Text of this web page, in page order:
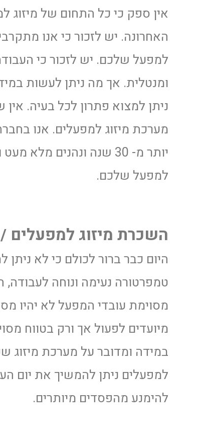
אין ספק כי כל התחום של
האחרונה. יש לזכור כי אנו
למפעל שלכם. יש לזכור כי
ומנטלית. אך מה ניתן לעשות
ניתן למצוא פתרון לכל בעיה.
מערכת מיזוג למפעלים. אנו
יותר מ- 30 שנה ונהנים
למפעל שלכם.
השכרת מיזוג למפעלים
היום כבר ברור לכולם כי לא
טמפרטורה נעימה ונוחה
מסוימת עובדי המפעל לא יהיו
מיועדים לפעול אך ורק בטווח
במידה ומדובר על מערכת מיזוג
למפעלים ניתן להמשיך את יום
להימנע מהפסדים מיותרים.